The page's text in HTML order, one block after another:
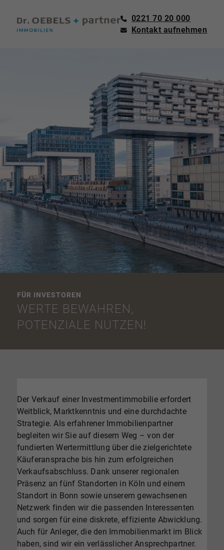
0221 70 20 000
Kontakt aufnehmen
FÜR INVESTOREN
WERTE BEWAHREN,
POTENZIALE NUTZEN!
Der Verkauf einer Investmentimmobilie erfordert
Weitblick, Marktkenntnis und eine durchdachte
Strategie. Als erfahrener Immobilienpartner
begleiten wir Sie auf diesem Weg – von der
fundierten Wertermittlung über die zielgerichtete
Käuferansprache bis hin zum erfolgreichen
Verkaufsabschluss. Dank unserer regionalen
Präsenz an fünf Standorten in Köln und einem
Standort in Bonn sowie unserem gewachsenen
Netzwerk finden wir die passenden Interessenten
und sorgen für eine diskrete, effiziente Abwicklung.
Auch für Anleger, die den Immobilienmarkt im Blick
haben, sind wir ein verlässlicher Ansprechpartner.